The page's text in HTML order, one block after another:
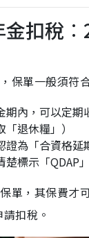
扣稅
保單一般須符
期內，可以定期
退休糧」）
證為「合資格延
楚標示「QDAP
單，其保費才
扣稅。